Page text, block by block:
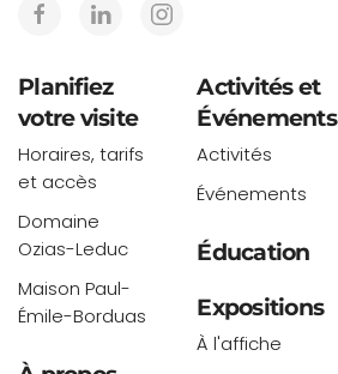
Planifiez
votre visite
Horaires, tarifs
et accès
Domaine
Ozias-Leduc
Maison Paul-
Émile-Borduas
Activités et
Événements
Activités
Événements
Éducation
Expositions
À l'affiche